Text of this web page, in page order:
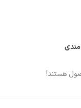
مندی
هستند!